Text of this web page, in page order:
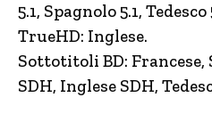
5.1, Spagnolo 5.1,
TrueHD: Inglese.
Sottotitoli BD:
SDH, Inglese SDH,